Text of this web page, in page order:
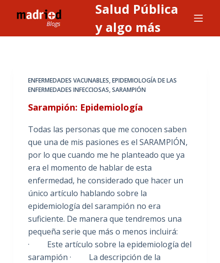
l
Salud Pública
y algo más
ENFERMEDADES VACUNABLES,EPIDEMIOLOGÍA DE LAS
ENFERMEDADES INFECCIOSAS,SARAMPIÓN
Sarampión: Epidemiología
Todas las personas que me conocen saben
que una de mis pasiones es el SARAMPIÓN,
por lo que cuando me he planteado que ya
era el momento de hablar de esta
enfermedad, he considerado que hacer un
único artículo hablando sobre la
epidemiología del sarampión no era
suficiente. De manera que tendremos una
pequeña serie que más o menos incluirá:
· Este artículo sobre la epidemiología del
sarampión · La descripción de la